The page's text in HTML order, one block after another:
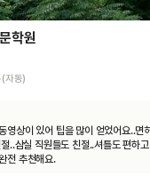
학원
자동)
..삼실 직원들도 친절..셔틀도 편하
전 추천해요.